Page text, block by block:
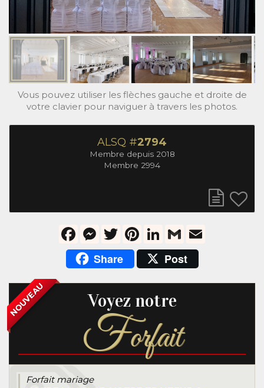
Vous pouvez utiliser les flèches gauche et droite de
votre clavier pour naviguer à travers les photos.
ALSQ #2794
Membre depuis 2018
Membre 2994
FacebookMessenger
TwitterPinterestLinkedIn
Gmail
Share Post
NOUVEAU Voyez notre
Forfait
Forfait mariage